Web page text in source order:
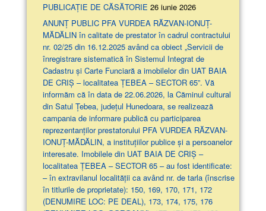
PUBLICAȚIE DE CĂSĂTORIE 26 iunie 2026
ANUNŢ PUBLIC PFA VURDEA RĂZVAN-IONUȚ-
MĂDĂLIN în calitate de prestator în cadrul contractului
nr. 02/25 din 16.12.2025 având ca obiect „Servicii de
înregistrare sistematică în Sistemul Integrat de
Cadastru și Carte Funciară a imobilelor din UAT BAIA
DE CRIȘ – localitatea ȚEBEA – SECTOR 65”. Vă
informăm că în data de 22.06.2026, la Căminul cultural
din Satul Țebea, județul Hunedoara, se realizează
campania de informare publică cu participarea
reprezentanților prestatorului PFA VURDEA RĂZVAN-
IONUȚ-MĂDĂLIN, a instituțiilor publice și a persoanelor
interesate. Imobilele din UAT BAIA DE CRIȘ –
localitatea ȚEBEA – SECTOR 65 – au fost identificate:
– în extravilanul localităţii ca având nr. de tarla (înscrise
în titlurile de proprietate): 150, 169, 170, 171, 172
(DENUMIRE LOC: PE DEAL), 173, 174, 175, 176